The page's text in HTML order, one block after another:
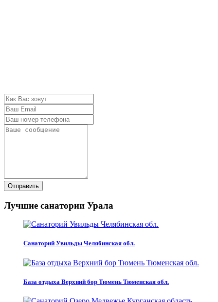
Отправить
Лучшие санатории Урала
Санаторий Увильды Челябинская обл.
База отдыха Верхний бор Тюмень Тюменская обл.